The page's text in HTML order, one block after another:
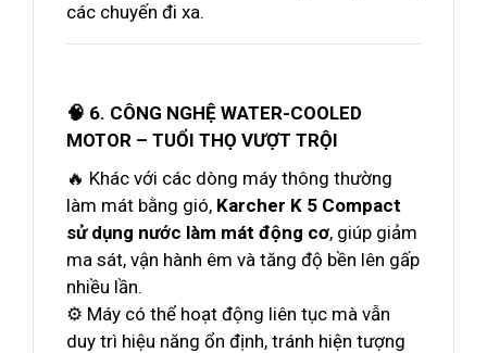
các chuyến đi xa.
🧠 6. CÔNG NGHỆ WATER-COOLED
MOTOR – TUỔI THỌ VƯỢT TRỘI
🔥 Khác với các dòng máy thông thường
làm mát bằng gió, Karcher K 5 Compact
sử dụng nước làm mát động cơ, giúp giảm
ma sát, vận hành êm và tăng độ bền lên gấp
nhiều lần.
⚙️ Máy có thể hoạt động liên tục mà vẫn
duy trì hiệu năng ổn định, tránh hiện tượng